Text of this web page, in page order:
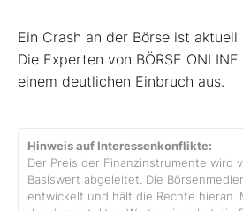
Ein Crash an der Börse ist
Die Experten von BÖRSE
einem deutlichen Einbruch aus.
Hinweis auf Interessenkonflikte:
Der Preis der Finanzinstrumente wird
Basiswert abgeleitet. Die
entwickelt und hält die Rechte hieran.